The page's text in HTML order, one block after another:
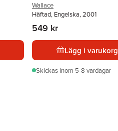
Wallace
Häftad, Engelska, 2001
549 kr
Lägg i varukorg
Skickas inom 5-8 vardagar